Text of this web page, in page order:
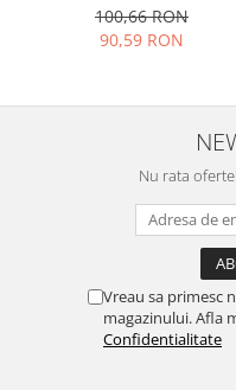
100,66 RON
90,59 RON
Nu rata
Vreau sa primesc
magazinului. Afla
Confidentialitate